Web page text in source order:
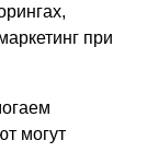
при
могут